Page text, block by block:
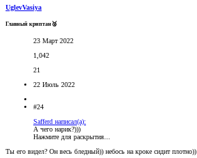
UglevVasiya
Главный криптан🥈
23 Март 2022
1,042
21
22 Июль 2022
#24
Safferd написал(а):
А чего нарик?)))
Нажмите для раскрытия...
Ты его видел? Он весь бледный)) небось на кроке сидит плотно))